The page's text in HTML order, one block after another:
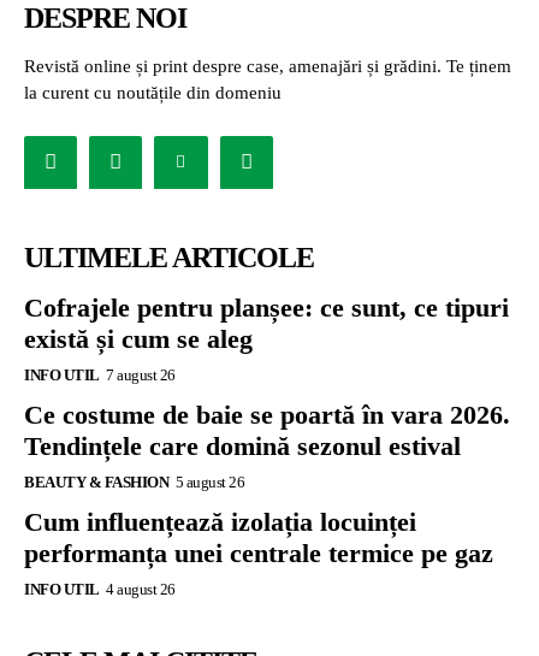
DESPRE NOI
Revistă online și print despre case, amenajări și grădini. Te ținem
la curent cu noutățile din domeniu
ULTIMELE ARTICOLE
Cofrajele pentru planșee: ce sunt, ce tipuri
există și cum se aleg
INFO UTIL 7 august 26
Ce costume de baie se poartă în vara 2026.
Tendințele care domină sezonul estival
BEAUTY & FASHION 5 august 26
Cum influențează izolația locuinței
performanța unei centrale termice pe gaz
INFO UTIL 4 august 26